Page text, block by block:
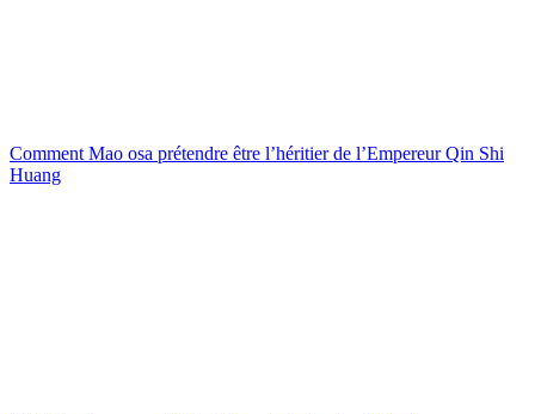
Comment Mao osa prétendre être l’héritier de l’Empereur Qin Shi
Huang